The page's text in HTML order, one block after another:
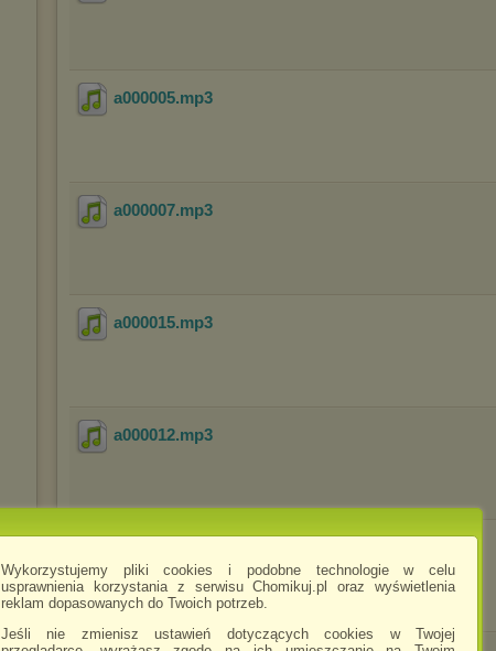
Wykorzystujemy pliki cookies i podobne technologie w celu
usprawnienia korzystania z serwisu Chomikuj.pl oraz wyświetlenia
reklam dopasowanych do Twoich potrzeb.
Jeśli nie zmienisz ustawień dotyczących cookies w Twojej
a000005.mp3
a000007.mp3
a000015.mp3
a000012.mp3